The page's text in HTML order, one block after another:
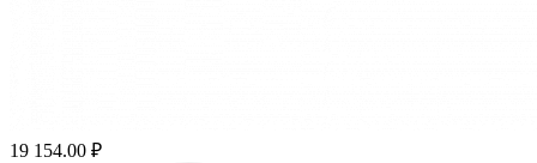
19 154.00 ₽